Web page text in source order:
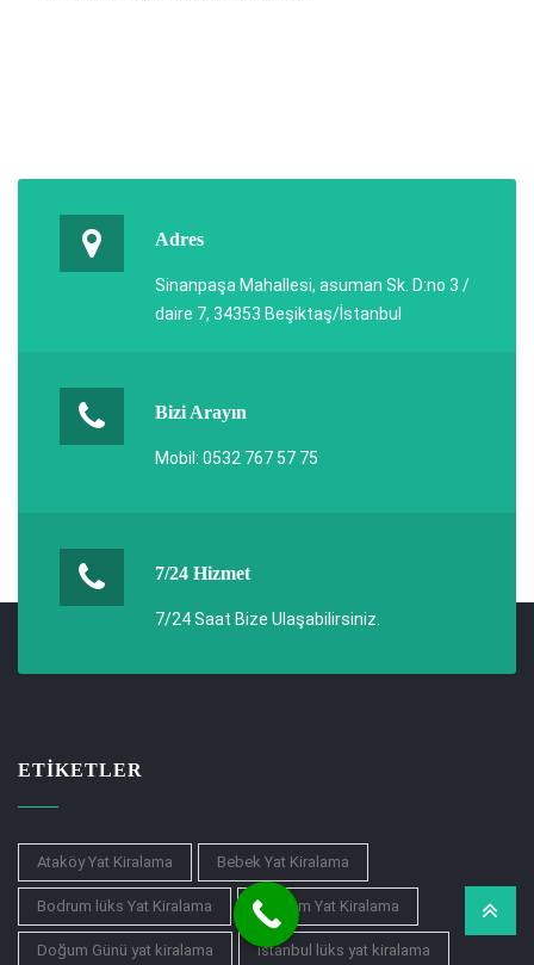
Adres
Sinanpaşa Mahallesi, asuman Sk. D:no 3 /
daire 7, 34353 Beşiktaş/İstanbul
Bizi Arayın
Mobil: 0532 767 57 75
7/24 Hizmet
7/24 Saat Bize Ulaşabilirsiniz.
ETIKETLER
Ataköy Yat Kiralama Bebek Yat Kiralama
Bodrum lüks Yat Kiralama Bodrum Yat Kiralama
Doğum Günü yat kiralama istanbul lüks yat kiralama